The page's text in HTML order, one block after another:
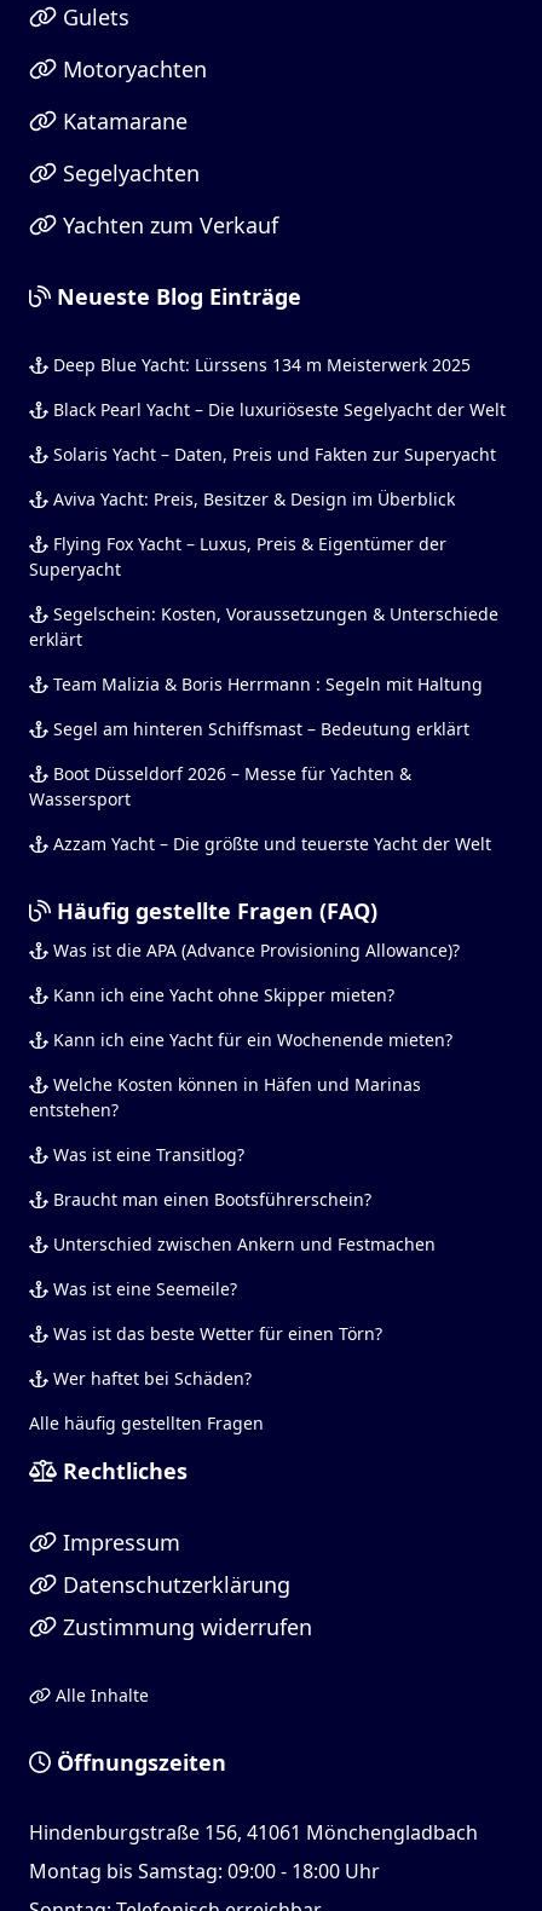
Gulets
Motoryachten
Katamarane
Segelyachten
Yachten zum Verkauf
Neueste Blog Einträge
Deep Blue Yacht: Lürssens 134 m Meisterwerk 2025
Black Pearl Yacht – Die luxuriöseste Segelyacht der Welt
Solaris Yacht – Daten, Preis und Fakten zur Superyacht
Aviva Yacht: Preis, Besitzer & Design im Überblick
Flying Fox Yacht – Luxus, Preis & Eigentümer der
Superyacht
Segelschein: Kosten, Voraussetzungen & Unterschiede
erklärt
Team Malizia & Boris Herrmann : Segeln mit Haltung
Segel am hinteren Schiffsmast – Bedeutung erklärt
Boot Düsseldorf 2026 – Messe für Yachten &
Wassersport
Azzam Yacht – Die größte und teuerste Yacht der Welt
Häufig gestellte Fragen (FAQ)
Was ist die APA (Advance Provisioning Allowance)?
Kann ich eine Yacht ohne Skipper mieten?
Kann ich eine Yacht für ein Wochenende mieten?
Welche Kosten können in Häfen und Marinas
entstehen?
Was ist eine Transitlog?
Braucht man einen Bootsführerschein?
Unterschied zwischen Ankern und Festmachen
Was ist eine Seemeile?
Was ist das beste Wetter für einen Törn?
Wer haftet bei Schäden?
Alle häufig gestellten Fragen
Rechtliches
Impressum
Datenschutzerklärung
Zustimmung widerrufen
Alle Inhalte
Öffnungszeiten
Hindenburgstraße 156, 41061 Mönchengladbach
Montag bis Samstag: 09:00 - 18:00 Uhr